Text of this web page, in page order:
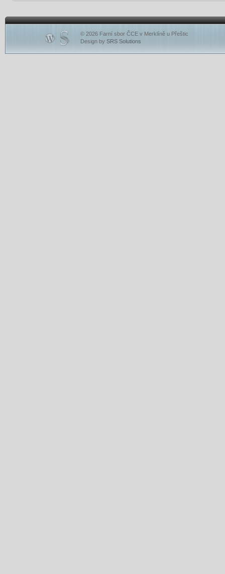
© 2026 Farní sbor ČCE v Merklíně u Přeštic
Design by SRS Solutions